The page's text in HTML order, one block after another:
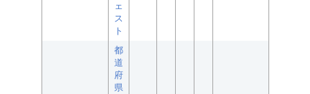
ェ
ス
ト
都
道
府
県